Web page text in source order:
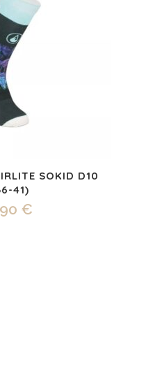
SOKID D10
41)
€